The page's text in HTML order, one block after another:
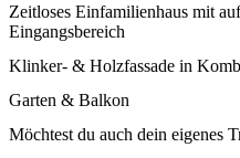
Zeitloses Einfamilienhaus mit
Eingangsbereich
Klinker- & Holzfassade in
Garten & Balkon
Möchtest du auch dein eigenes